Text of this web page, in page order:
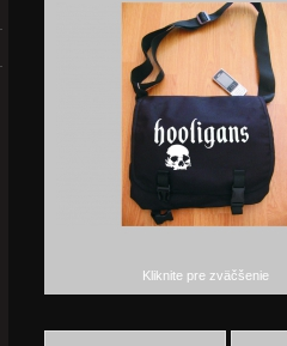
Kliknite pre zväčšenie